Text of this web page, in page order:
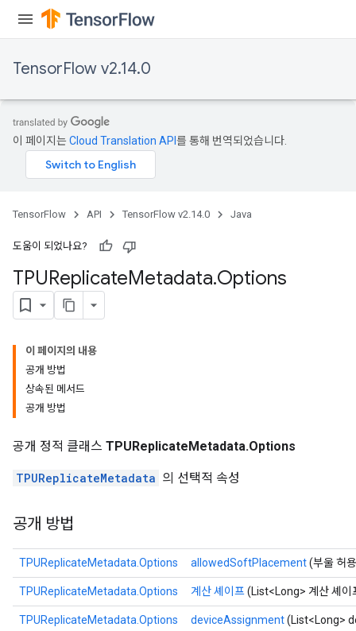
TensorFlow v2.14.0
이 페이지는Cloud Translation API 를 통해 번역되었습니다.
TensorFlow API TensorFlow v2.14.0 Java
도움이 되었나요?
TPUReplicateMetadata.Options
이 페이지의 내용
공개 방법
상속된 메서드
공개 방법
공개 정적 클래스 TPUReplicateMetadata.Options
TPUReplicateMetadata 의 선택적 속성
공개 방법
TPUReplicateMetadata.Options allowedSoftPlacement(부울 허
TPUReplicateMetadata.Options 계산 셰이프(List<Long> 계산 셰이
TPUReplicateMetadata.Options deviceAssignment(List<Long>